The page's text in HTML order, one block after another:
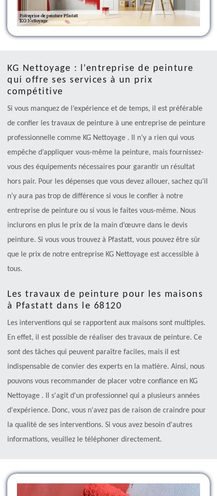
KG Nettoyage : l’entreprise de peinture
qui offre ses services à un prix
compétitive
Si vous manquez de l’expérience et de temps, il est préférable
de confier les travaux de peinture à une entreprise de peinture
professionnelle comme KG Nettoyage . Il n’y a rien qui vous
empêche d’appliquer vous-même la peinture, mais fournissez-
vous des équipements nécessaires pour garantir un résultat
hors pair. Pour les dépenses que vous devez allouer, sachez qu’il
n’y aura pas trop de différence si vous le confier à notre
entreprise de peinture ou si vous le faites vous-même. Nous
inclurons en plus le prix de la main d’œuvre dans le devis
peinture. Si vous vous trouvez à Pfastatt, vous pouvez être sûr
que le prix de notre entreprise KG Nettoyage est accessible à
tous.
Les travaux de peinture pour les maisons
à Pfastatt dans le 68120
Les interventions qui se rapportent aux maisons sont multiples.
En effet, il est possible de réaliser des travaux de peinture. Ce
sont des tâches qui peuvent paraître faciles, mais il est
indispensable de convier des experts en la matière. Ainsi, nous
pouvons vous recommander de placer votre confiance en KG
Nettoyage . Il s'agit d'un professionnel qui a plusieurs années
d'expérience. Donc, vous n'avez pas de raison de craindre pour
la qualité de ses interventions. Si vous avez besoin d'autres
informations, veuillez le téléphoner directement.